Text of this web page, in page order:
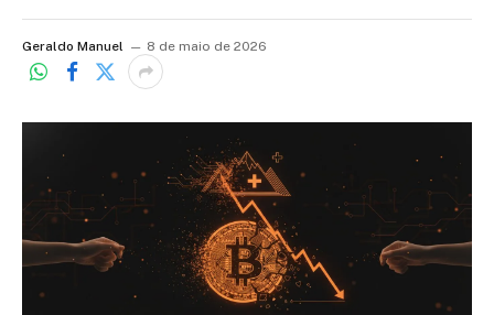
Geraldo Manuel 8 de maio de 2026